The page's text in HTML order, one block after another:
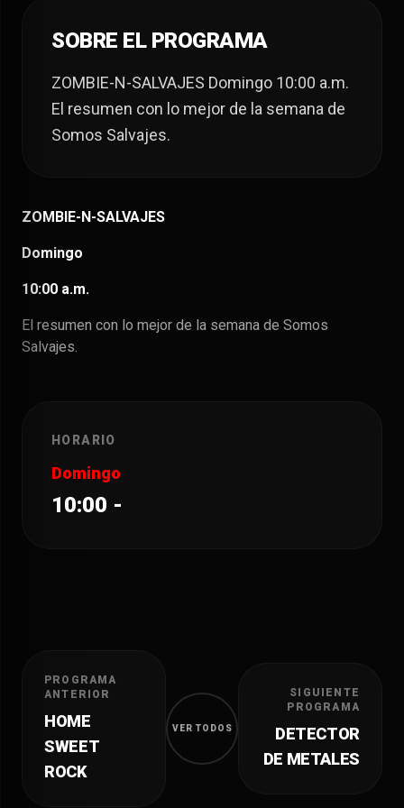
SOBRE EL PROGRAMA
ZOMBIE-N-SALVAJES Domingo 10:00 a.m.
El resumen con lo mejor de la semana de
Somos Salvajes.
ZOMBIE-N-SALVAJES
Domingo
10:00 a.m.
El resumen con lo mejor de la semana de Somos
Salvajes.
HORARIO
Domingo
10:00 -
PROGRAMA
ANTERIOR
HOME
SWEET
ROCK
VER TODOS
SIGUIENTE
PROGRAMA
DETECTOR
DE METALES